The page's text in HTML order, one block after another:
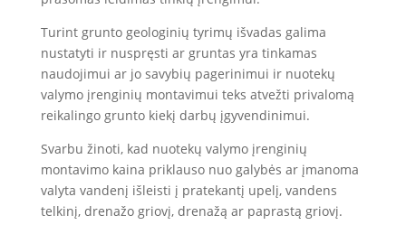
Turint grunto geologinių tyrimų išvadas galima
nustatyti ir nuspręsti ar gruntas yra tinkamas
naudojimui ar jo savybių pagerinimui ir nuotekų
valymo įrenginių montavimui teks atvežti privalomą
reikalingo grunto kiekį darbų įgyvendinimui.
Svarbu žinoti, kad nuotekų valymo įrenginių
montavimo kaina priklauso nuo galybės ar įmanoma
valyta vandenį išleisti į pratekantį upelį, vandens
telkinį, drenažo griovį, drenažą ar paprastą griovį.